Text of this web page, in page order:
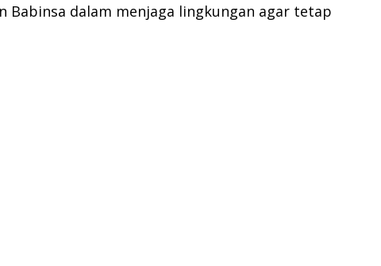
dalam menjaga lingkungan agar tetap